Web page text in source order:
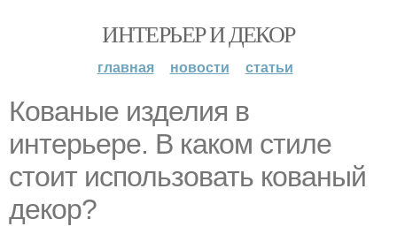
ИНТЕРЬЕР И ДЕКОР
главная новости статьи
Кованые изделия в
интерьере. В каком стиле
стоит использовать кованый
декор?